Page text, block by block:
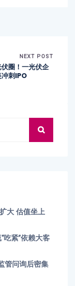
NEXT POST
圈！一光伏企
刺IPO
大 估值坐上
吃紧”依赖大客
管问询后密集